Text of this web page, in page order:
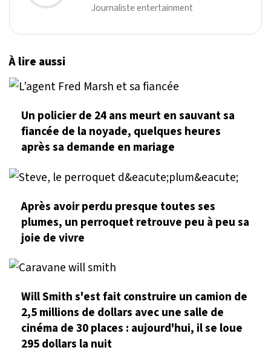
Journaliste entertainment
À lire aussi
Un policier de 24 ans meurt en sauvant sa
fiancée de la noyade, quelques heures
après sa demande en mariage
Après avoir perdu presque toutes ses
plumes, un perroquet retrouve peu à peu sa
joie de vivre
Will Smith s'est fait construire un camion de
2,5 millions de dollars avec une salle de
cinéma de 30 places : aujourd'hui, il se loue
295 dollars la nuit